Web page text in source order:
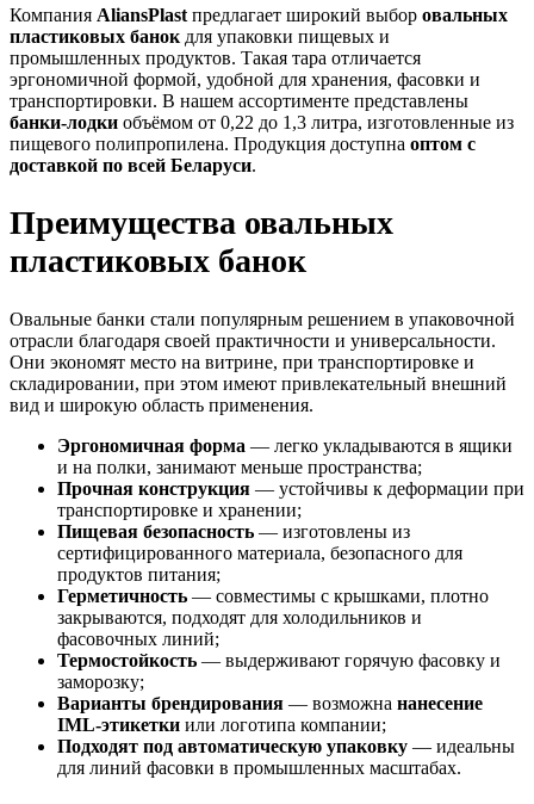
Компания AliansPlast предлагает широкий выбор овальных
пластиковых банок для упаковки пищевых и
промышленных продуктов. Такая тара отличается
эргономичной формой, удобной для хранения, фасовки и
транспортировки. В нашем ассортименте представлены
банки-лодки объёмом от 0,22 до 1,3 литра, изготовленные из
пищевого полипропилена. Продукция доступна оптом с
доставкой по всей Беларуси.
Преимущества овальных
пластиковых банок
Овальные банки стали популярным решением в упаковочной
отрасли благодаря своей практичности и универсальности.
Они экономят место на витрине, при транспортировке и
складировании, при этом имеют привлекательный внешний
вид и широкую область применения.
Эргономичная форма — легко укладываются в ящики
и на полки, занимают меньше пространства;
Прочная конструкция — устойчивы к деформации при
транспортировке и хранении;
Пищевая безопасность — изготовлены из
сертифицированного материала, безопасного для
продуктов питания;
Герметичность — совместимы с крышками, плотно
закрываются, подходят для холодильников и
фасовочных линий;
Термостойкость — выдерживают горячую фасовку и
заморозку;
Варианты брендирования — возможна нанесение
IML-этикетки или логотипа компании;
Подходят под автоматическую упаковку — идеальны
для линий фасовки в промышленных масштабах.